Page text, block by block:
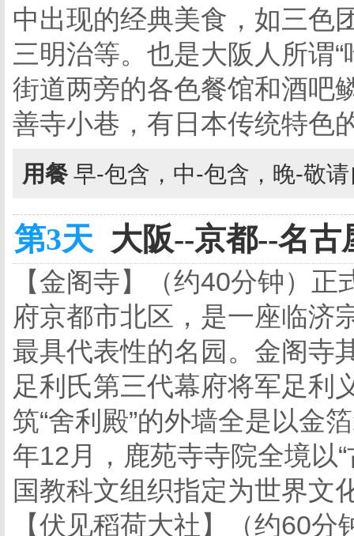
中出现的经典美食，如三色
三明治等。也是大阪人所谓
街道两旁的各色餐馆和酒吧
善寺小巷，有日本传统特色
用餐 早-包含，中-包含，晚-敬
第3天 大阪--京都--名古
【金阁寺】（约40分钟）
府京都市北区，是一座临济
最具代表性的名园。金阁寺
足利氏第三代幕府将军足利
筑“舍利殿”的外墙全是以金
年12月，鹿苑寺寺院全境以
国教科文组织指定为世界文
【伏见稻荷大社】（约60